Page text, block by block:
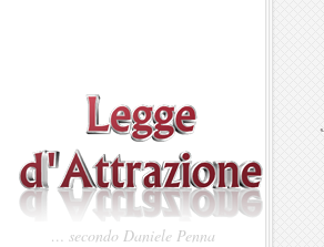
… secondo Daniele Penna